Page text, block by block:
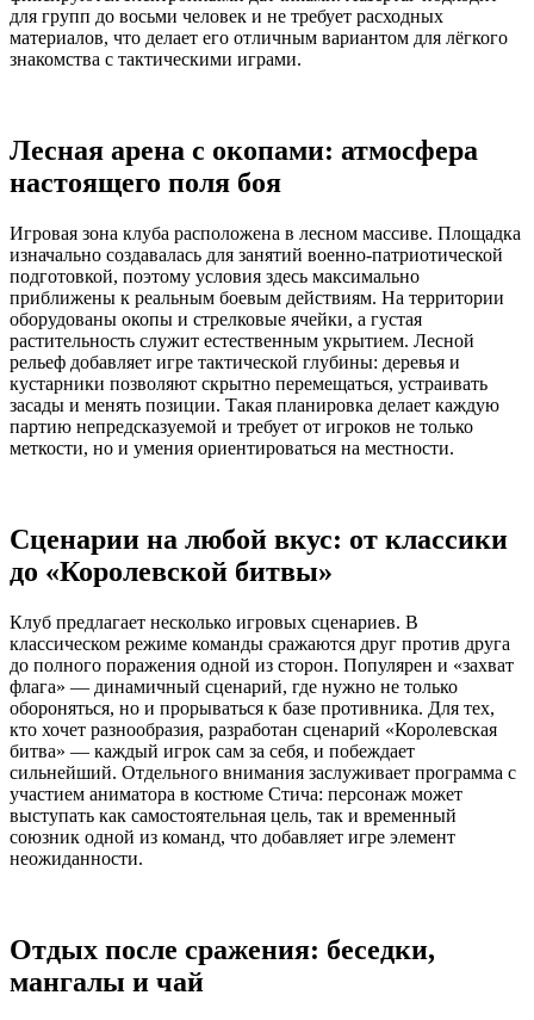
для групп до восьми человек и не требует расходных
материалов, что делает его отличным вариантом для лёгкого
знакомства с тактическими играми.
Лесная арена с окопами: атмосфера
настоящего поля боя
Игровая зона клуба расположена в лесном массиве. Площадка
изначально создавалась для занятий военно-патриотической
подготовкой, поэтому условия здесь максимально
приближены к реальным боевым действиям. На территории
оборудованы окопы и стрелковые ячейки, а густая
растительность служит естественным укрытием. Лесной
рельеф добавляет игре тактической глубины: деревья и
кустарники позволяют скрытно перемещаться, устраивать
засады и менять позиции. Такая планировка делает каждую
партию непредсказуемой и требует от игроков не только
меткости, но и умения ориентироваться на местности.
Сценарии на любой вкус: от классики
до «Королевской битвы»
Клуб предлагает несколько игровых сценариев. В
классическом режиме команды сражаются друг против друга
до полного поражения одной из сторон. Популярен и «захват
флага» — динамичный сценарий, где нужно не только
обороняться, но и прорываться к базе противника. Для тех,
кто хочет разнообразия, разработан сценарий «Королевская
битва» — каждый игрок сам за себя, и побеждает
сильнейший. Отдельного внимания заслуживает программа с
участием аниматора в костюме Стича: персонаж может
выступать как самостоятельная цель, так и временный
союзник одной из команд, что добавляет игре элемент
неожиданности.
Отдых после сражения: беседки,
мангалы и чай